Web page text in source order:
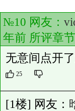
№10 网友：
年前 所评章节
无意间点开
25
[1楼] 网友：